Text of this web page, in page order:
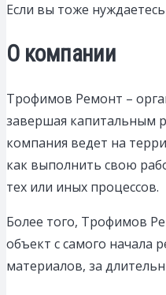
Если вы тоже
О компании
Трофимов Ремонт –
завершая капитальным
компания ведет на
как выполнить свою
тех или иных процессов.
Более того, Трофимов
объект с самого начала
материалов, за